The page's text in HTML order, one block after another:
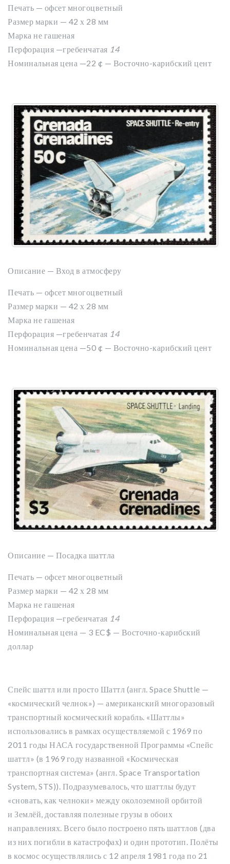
Печать — офсет многоцветный
Размер марки — 42 х 28 мм
Марка не гашеная
Перфорация —гребенчатая 14
Номинальная цена —22 ¢ — Восточно-карибский цент
Описание — Вход в атмосферу
Печать — офсет многоцветный
Размер марки — 42 х 28 мм
Марка не гашеная
Перфорация —гребенчатая 14
Номинальная цена —50 ¢ — Восточно-карибский цент
Описание — Посадка шаттла
Печать — офсет многоцветный
Размер марки — 42 х 28 мм
Марка не гашеная
Перфорация —гребенчатая 14
Номинальная цена — 3 EC$ — Восточно-карибский
доллар
Спейс шаттл или просто Шаттл (англ. Space Shuttle —
«космический челнок») — американский многоразовый
транспортный космический корабль. «Шаттлы»
использовались в рамках осуществляемой с 1969 по
2011 годы НАСА государственной Программы «Спейс
шаттл» (в 1969 году названной «Космическая
транспортная система» (англ. Space Transportation
System, STS)). Подразумевалось, что шаттлы будут
«сновать, как челноки» между околоземной орбитой
и Землёй, доставляя полезные грузы в обоих
направлениях. Всего было построено пять шаттлов (два
из них погибли в катастрофах) и один прототип. Полёты
в космос осуществлялись с 12 апреля 1981 года по 21